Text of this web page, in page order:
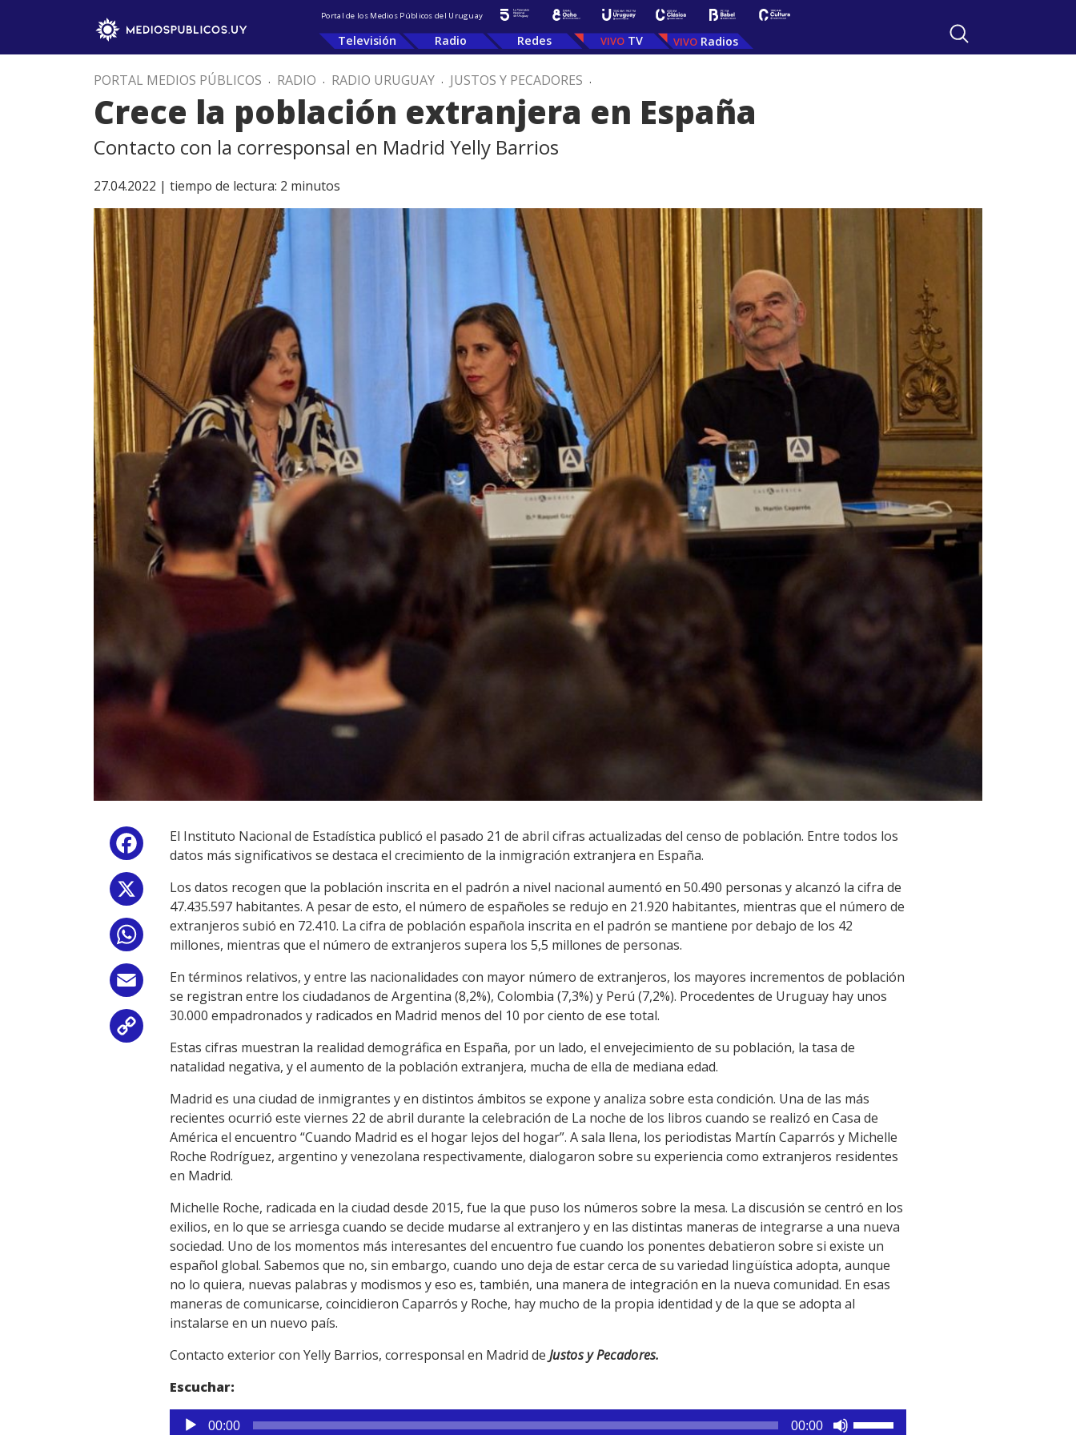
Portal de los Medios Públicos del Uruguay
Televisión Radio Redes TV Radios
PORTAL MEDIOS PÚBLICOS . RADIO . RADIO URUGUAY . JUSTOS Y PECADORES .
Crece la población extranjera en España
Contacto con la corresponsal en Madrid Yelly Barrios
27.04.2022 | tiempo de lectura: 2 minutos
Facebook
WhatsApp
Email
Link
El Instituto Nacional de Estadística publicó el pasado 21 de abril cifras actualizadas del censo de población. Entre todos los
datos más significativos se destaca el crecimiento de la inmigración extranjera en España.
Los datos recogen que la población inscrita en el padrón a nivel nacional aumentó en 50.490 personas y alcanzó la cifra de
47.435.597 habitantes. A pesar de esto, el número de españoles se redujo en 21.920 habitantes, mientras que el número de
extranjeros subió en 72.410. La cifra de población española inscrita en el padrón se mantiene por debajo de los 42
millones, mientras que el número de extranjeros supera los 5,5 millones de personas.
En términos relativos, y entre las nacionalidades con mayor número de extranjeros, los mayores incrementos de población
se registran entre los ciudadanos de Argentina (8,2%), Colombia (7,3%) y Perú (7,2%). Procedentes de Uruguay hay unos
30.000 empadronados y radicados en Madrid menos del 10 por ciento de ese total.
Estas cifras muestran la realidad demográfica en España, por un lado, el envejecimiento de su población, la tasa de
natalidad negativa, y el aumento de la población extranjera, mucha de ella de mediana edad.
Madrid es una ciudad de inmigrantes y en distintos ámbitos se expone y analiza sobre esta condición. Una de las más
recientes ocurrió este viernes 22 de abril durante la celebración de La noche de los libros cuando se realizó en Casa de
América el encuentro “Cuando Madrid es el hogar lejos del hogar”. A sala llena, los periodistas Martín Caparrós y Michelle
Roche Rodríguez, argentino y venezolana respectivamente, dialogaron sobre su experiencia como extranjeros residentes
en Madrid.
Michelle Roche, radicada en la ciudad desde 2015, fue la que puso los números sobre la mesa. La discusión se centró en los
exilios, en lo que se arriesga cuando se decide mudarse al extranjero y en las distintas maneras de integrarse a una nueva
sociedad. Uno de los momentos más interesantes del encuentro fue cuando los ponentes debatieron sobre si existe un
español global. Sabemos que no, sin embargo, cuando uno deja de estar cerca de su variedad lingüística adopta, aunque
no lo quiera, nuevas palabras y modismos y eso es, también, una manera de integración en la nueva comunidad. En esas
maneras de comunicarse, coincidieron Caparrós y Roche, hay mucho de la propia identidad y de la que se adopta al
instalarse en un nuevo país.
Contacto exterior con Yelly Barrios, corresponsal en Madrid de Justos y Pecadores.
Escuchar:
Reproductor
00:00 00:00